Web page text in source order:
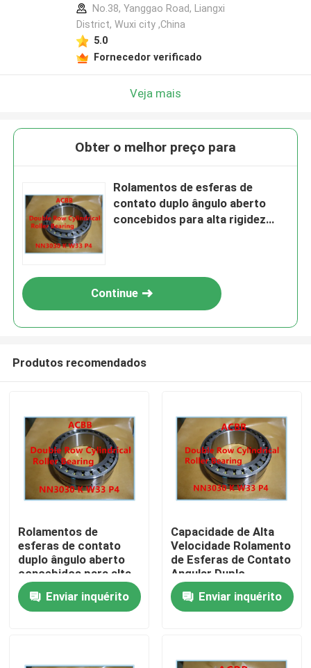
No.38, Yanggao Road, Liangxi
District, Wuxi city ,China
5.0
Fornecedor verificado
Veja mais
Obter o melhor preço para
Rolamentos de esferas de
contato duplo ângulo aberto
concebidos para alta rigidez
Continue
Produtos recomendados
Rolamentos de
esferas de contato
duplo ângulo aberto
concebidos para alta
rigidez radial e
durabilidade em
cargas pesadas na
Enviar inquérito
Capacidade de Alta
Velocidade Rolamento
de Esferas de Contato
Angular Duplo
Velocidade
operacional 2000RPM
a 2500RPM Diâmetro
furo
Enviar inquérito